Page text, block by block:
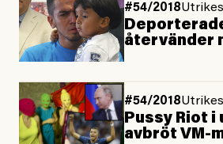
#54/2018Utrikes
återvänder
#54/2018Utrikes
Pussy Riot i
avbröt VM-